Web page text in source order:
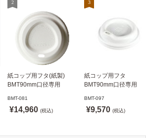
紙コップ用フタ(紙製)
BMT90mm口径専用
ドリンキングリッド
※適合品番あり ※沖縄・
BMT-081
¥14,960 (税込)
紙コップ用フタ
BMT90mm口径専用
ノーストローフタ
※適合品番あり ※沖縄
BMT-097
¥9,570 (税込)